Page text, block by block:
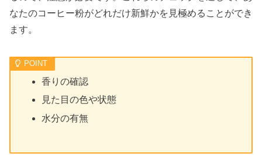
なたのコーヒー粉がどれだけ新鮮かを見極めることができ
ます。
香りの確認
見た目の色や状態
水分の有無